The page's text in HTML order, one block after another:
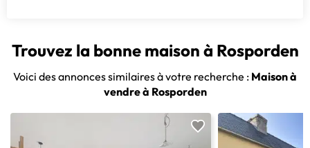
Trouvez la bonne maison à Rosporden
Voici des annonces similaires à votre recherche : Maison à
vendre à Rosporden